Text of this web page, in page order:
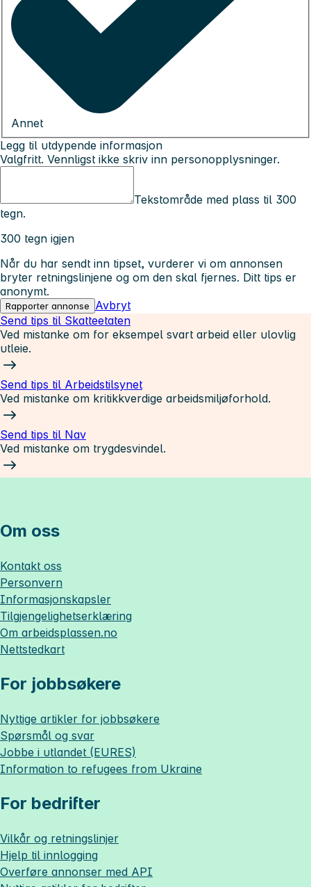
Annet
Legg til utdypende informasjon
Valgfritt. Vennligst ikke skriv inn personopplysninger.
Tekstområde med plass til 300
tegn.
300 tegn igjen
Når du har sendt inn tipset, vurderer vi om annonsen
bryter retningslinjene og om den skal fjernes. Ditt tips er
anonymt.
Rapporter annonse
Avbryt
Send tips til Skatteetaten
Ved mistanke om for eksempel svart arbeid eller ulovlig
utleie.
Send tips til Arbeidstilsynet
Ved mistanke om kritikkverdige arbeidsmiljøforhold.
Send tips til Nav
Ved mistanke om trygdesvindel.
Om oss
Kontakt oss
Personvern
Informasjonskapsler
Tilgjengelighetserklæring
Om arbeidsplassen.no
Nettstedkart
For jobbsøkere
Nyttige artikler for jobbsøkere
Spørsmål og svar
Jobbe i utlandet (EURES)
Information to refugees from Ukraine
For bedrifter
Vilkår og retningslinjer
Hjelp til innlogging
Overføre annonser med API